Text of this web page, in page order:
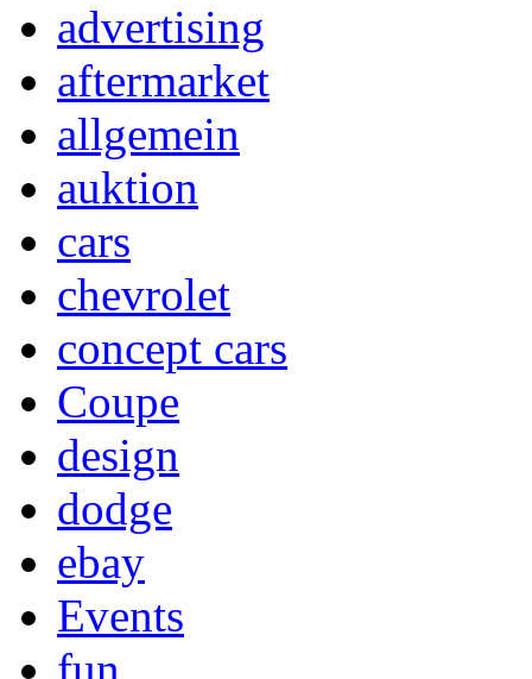
advertising
aftermarket
allgemein
auktion
cars
chevrolet
concept cars
Coupe
design
dodge
ebay
Events